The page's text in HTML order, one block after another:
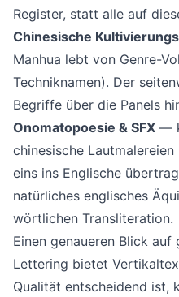
Register, statt alle auf
Chinesische
Manhua lebt von Genre-
Techniknamen). Der
Begriffe über die Panels
Onomatopoesie & SFX —
chinesische
eins ins Englische
natürliches englisches
wörtlichen Transliteration.
Einen genaueren Blick
Lettering bietet
Qualität entscheidend ist,